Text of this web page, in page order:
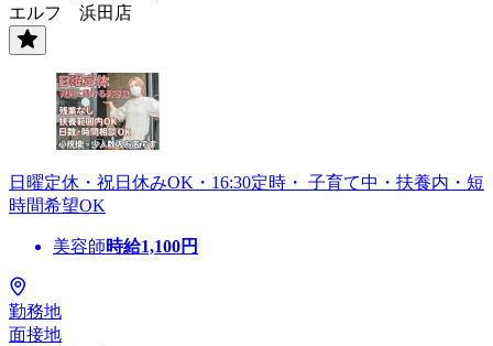
エルフ 浜田店
日曜定休・祝日休みOK・16:30定時・ 子育て中・扶養内・短
時間希望OK
美容師時給1,100円
勤務地
面接地